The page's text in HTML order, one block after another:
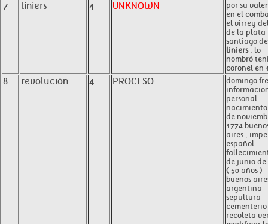
7 liniers 4 UNKNOWN
por su
en el
el virrey
de la plata
santiago de
liniers, lo
nombró
coronel en
8 revolución 4 PROCESO
domingo
personal
nacimiento
de
1774
aires ,
español
de junio de
( 50 años )
buenos
argentina
sepultura
recoleta